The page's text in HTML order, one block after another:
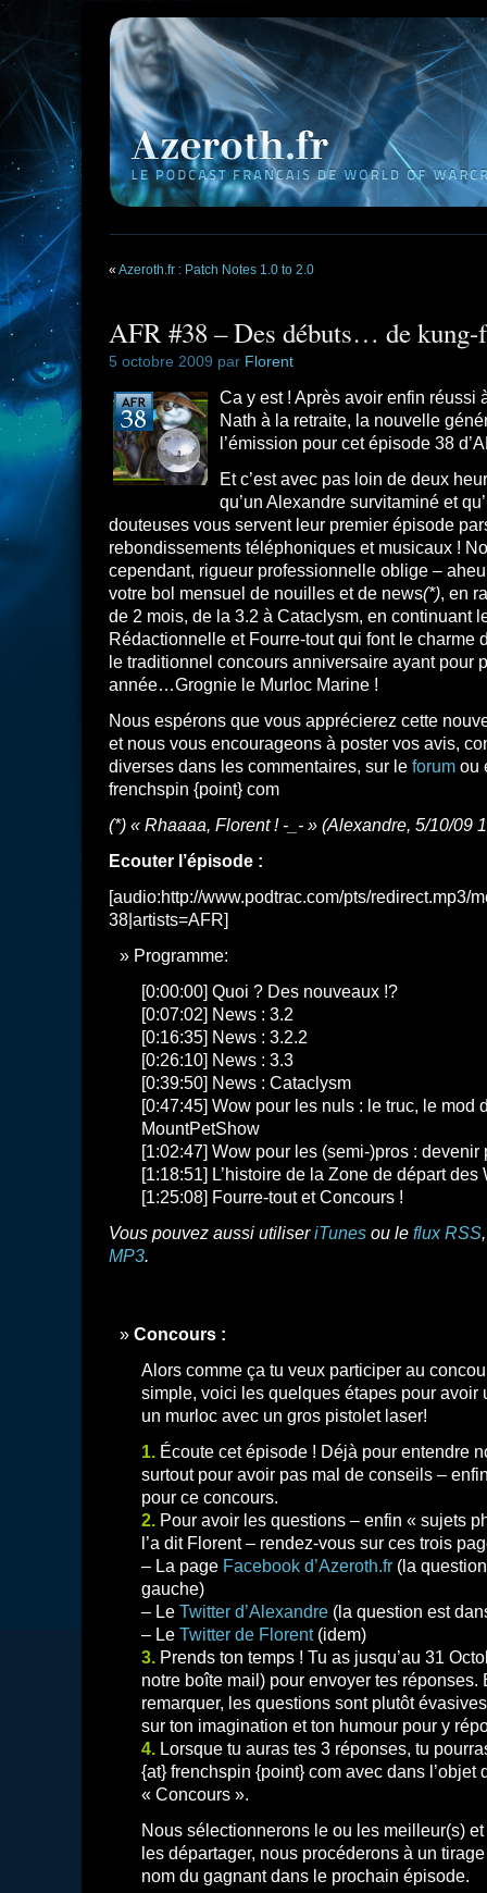
« Azeroth.fr : Patch Notes 1.0 to 2.0
AFR #38 – Des débuts… de
5 octobre 2009 par Florent
Ca y est ! Après avoir enfin réussi
Nath à la retraite, la nouvelle
l’émission pour cet épisode 38
Et c’est avec pas loin de deux
qu’un Alexandre survitaminé et
douteuses vous servent leur premier épisode
rebondissements téléphoniques et musicaux !
cependant, rigueur professionnelle oblige –
votre bol mensuel de nouilles et de news(*), en
de 2 mois, de la 3.2 à Cataclysm, en continuant
Rédactionnelle et Fourre-tout qui font le charme
le traditionnel concours anniversaire ayant pour
année…Grognie le Murloc Marine !
Nous espérons que vous apprécierez cette
et nous vous encourageons à poster vos avis,
diverses dans les commentaires, sur le forum ou
frenchspin {point} com
(*) « Rhaaaa, Florent ! -_- » (Alexandre, 5/10/09
Ecouter l’épisode :
[audio:http://www.podtrac.com/pts/redirect.mp3/
38|artists=AFR]
Programme:
[0:00:00] Quoi ? Des nouveaux !?
[0:07:02] News : 3.2
[0:16:35] News : 3.2.2
[0:26:10] News : 3.3
[0:39:50] News : Cataclysm
[0:47:45] Wow pour les nuls : le truc, le mod
MountPetShow
[1:02:47] Wow pour les (semi-)pros : devenir
[1:18:51] L’histoire de la Zone de départ des
[1:25:08] Fourre-tout et Concours !
Vous pouvez aussi utiliseriTunes ou le flux RSS
MP3.
Concours :
Alors comme ça tu veux participer au
simple, voici les quelques étapes pour avoir
un murloc avec un gros pistolet laser!
1. Écoute cet épisode ! Déjà pour entendre
surtout pour avoir pas mal de conseils –
pour ce concours.
2. Pour avoir les questions – enfin « sujets
l’a dit Florent – rendez-vous sur ces trois
– La page Facebook d’Azeroth.fr (la
gauche)
– Le Twitter d’Alexandre (la question est
– Le Twitter de Florent(idem)
3. Prends ton temps ! Tu as jusqu’au 31
notre boîte mail) pour envoyer tes réponses.
remarquer, les questions sont plutôt
sur ton imagination et ton humour pour y
4. Lorsque tu auras tes 3 réponses, tu
{at} frenchspin {point} com avec dans l’objet
« Concours ».
Nous sélectionnerons le ou les meilleur(s)
les départager, nous procéderons à un
nom du gagnant dans le prochain épisode.